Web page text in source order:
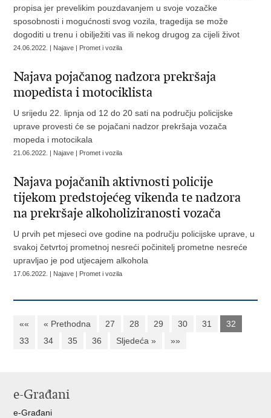
propisa jer prevelikim pouzdavanjem u svoje vozačke
sposobnosti i mogućnosti svog vozila, tragedija se može
dogoditi u trenu i obilježiti vas ili nekog drugog za cijeli život
24.06.2022. | Najave | Promet i vozila
Najava pojačanog nadzora prekršaja
mopedista i motociklista
U srijedu 22. lipnja od 12 do 20 sati na području policijske
uprave provesti će se pojačani nadzor prekršaja vozača
mopeda i motocikala
21.06.2022. | Najave | Promet i vozila
Najava pojačanih aktivnosti policije
tijekom predstojećeg vikenda te nadzora
na prekršaje alkoholiziranosti vozača
U prvih pet mjeseci ove godine na području policijske uprave, u
svakoj četvrtoj prometnoj nesreći počinitelj prometne nesreće
upravljao je pod utjecajem alkohola
17.06.2022. | Najave | Promet i vozila
«« « Prethodna 27 28 29 30 31
32
33
34 35 36 Sljedeća » »»
e-Građani
e-Građani